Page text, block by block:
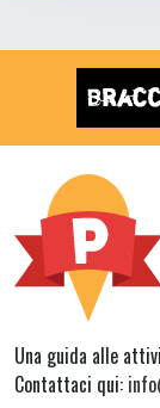
Una guida alle
Contattaci qui: